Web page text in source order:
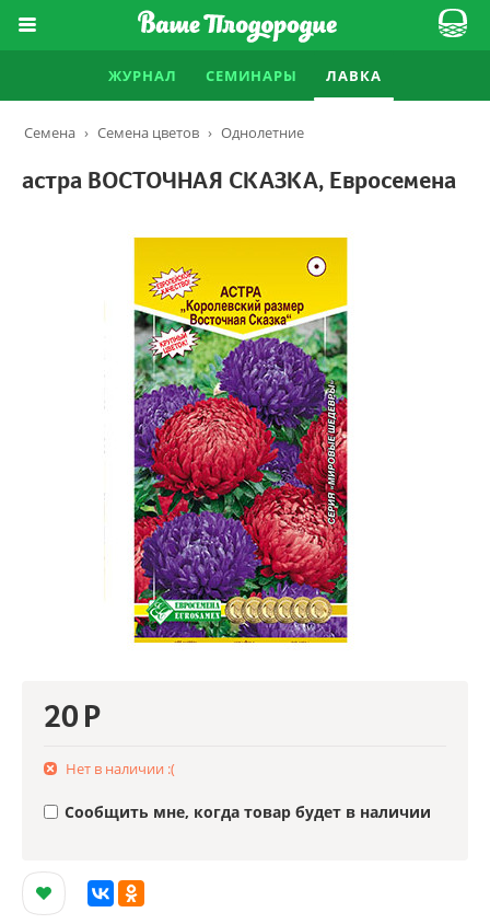
ЖУРНАЛ СЕМИНАРЫ ЛАВКА
Семена › Семена цветов › Однолетние
астра ВОСТОЧНАЯ СКАЗКА, Евросемена
20 Р
Нет в наличии :(
Сообщить мне, когда товар будет в наличии